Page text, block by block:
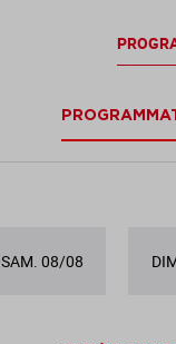
SAM. 08/08